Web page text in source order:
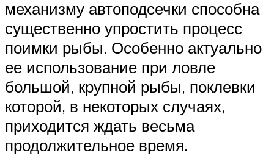
механизму автоподсечки способна
существенно упростить процесс
поимки рыбы. Особенно актуально
ее использование при ловле
большой, крупной рыбы, поклевки
которой, в некоторых случаях,
приходится ждать весьма
продолжительное время.